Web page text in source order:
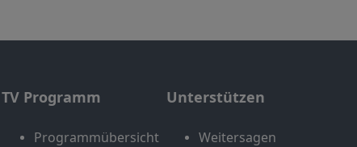
TV Programm
Programmübersicht
Unterstützen
Weitersagen